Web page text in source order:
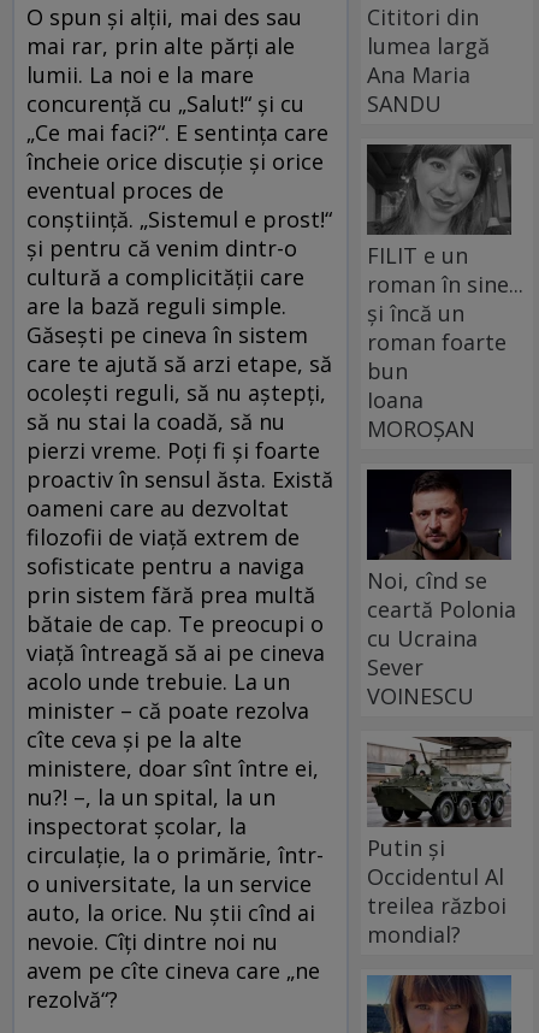
O spun și alții, mai des sau
mai rar, prin alte părți ale
lumii. La noi e la mare
concurență cu „Salut!“ și cu
„Ce mai faci?“. E sentința care
încheie orice discuție și orice
eventual proces de
conștiință. „Sistemul e prost!“
și pentru că venim dintr-o
cultură a complicității care
are la bază reguli simple.
Găsești pe cineva în sistem
care te ajută să arzi etape, să
ocolești reguli, să nu aștepți,
să nu stai la coadă, să nu
pierzi vreme. Poți fi și foarte
proactiv în sensul ăsta. Există
oameni care au dezvoltat
filozofii de viață extrem de
sofisticate pentru a naviga
prin sistem fără prea multă
bătaie de cap. Te preocupi o
viață întreagă să ai pe cineva
acolo unde trebuie. La un
minister – că poate rezolva
cîte ceva și pe la alte
ministere, doar sînt între ei,
nu?! –, la un spital, la un
inspectorat școlar, la
circulație, la o primărie, într-
o universitate, la un service
auto, la orice. Nu știi cînd ai
nevoie. Cîți dintre noi nu
avem pe cîte cineva care „ne
rezolvă“?
Cititori din
lumea largă
Ana Maria
SANDU
FILIT e un
roman în sine...
și încă un
roman foarte
bun
Ioana
MOROȘAN
Noi, cînd se
ceartă Polonia
cu Ucraina
Sever
VOINESCU
Putin și
Occidentul Al
treilea război
mondial?